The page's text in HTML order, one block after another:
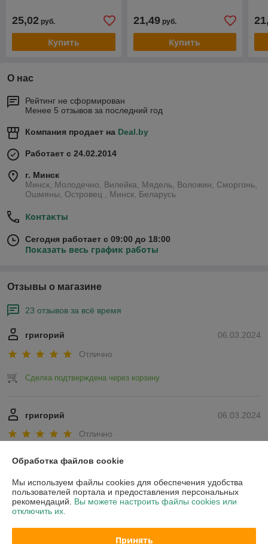
25,02 руб.
Купить
21,49руб.
Купить
О нас
Рейтинг не сформирован
Менее 5 отзывов за последний год
Компания продает на Deal.by
Работает с 24.02.2014
г. Минск
Минск, Молодечно, Вилейка, Мядель, Воложин, Сморгонь,
Ошмяны, Островец , Минск, Беларусь
Контакты
Сегодня работает с 09:00 до 18:00
Показать весь график работы
Отзывы о магазине
23 отзывов за всё время
06.03.2024
григорий
Отлично
Сделка подтверждена через корзину
06.03.2024
григорий
Отлично
Показать все отзывы
О нас
Обработка файлов cookie
Мы используем файлы cookies для обеспечения удобства
пользователей портала и предоставления персональных
рекомендаций. Вы можете настроить файлы cookies или
отключить их.
Принять